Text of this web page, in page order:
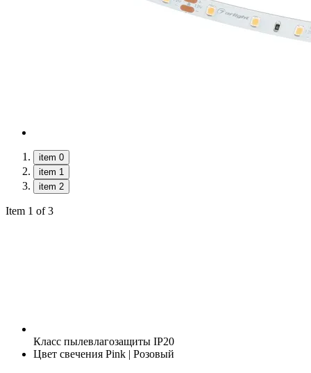
item 0
item 1
item 2
Item 1 of 3
Класс пылевлагозащиты IP20
Цвет свечения Pink | Розовый